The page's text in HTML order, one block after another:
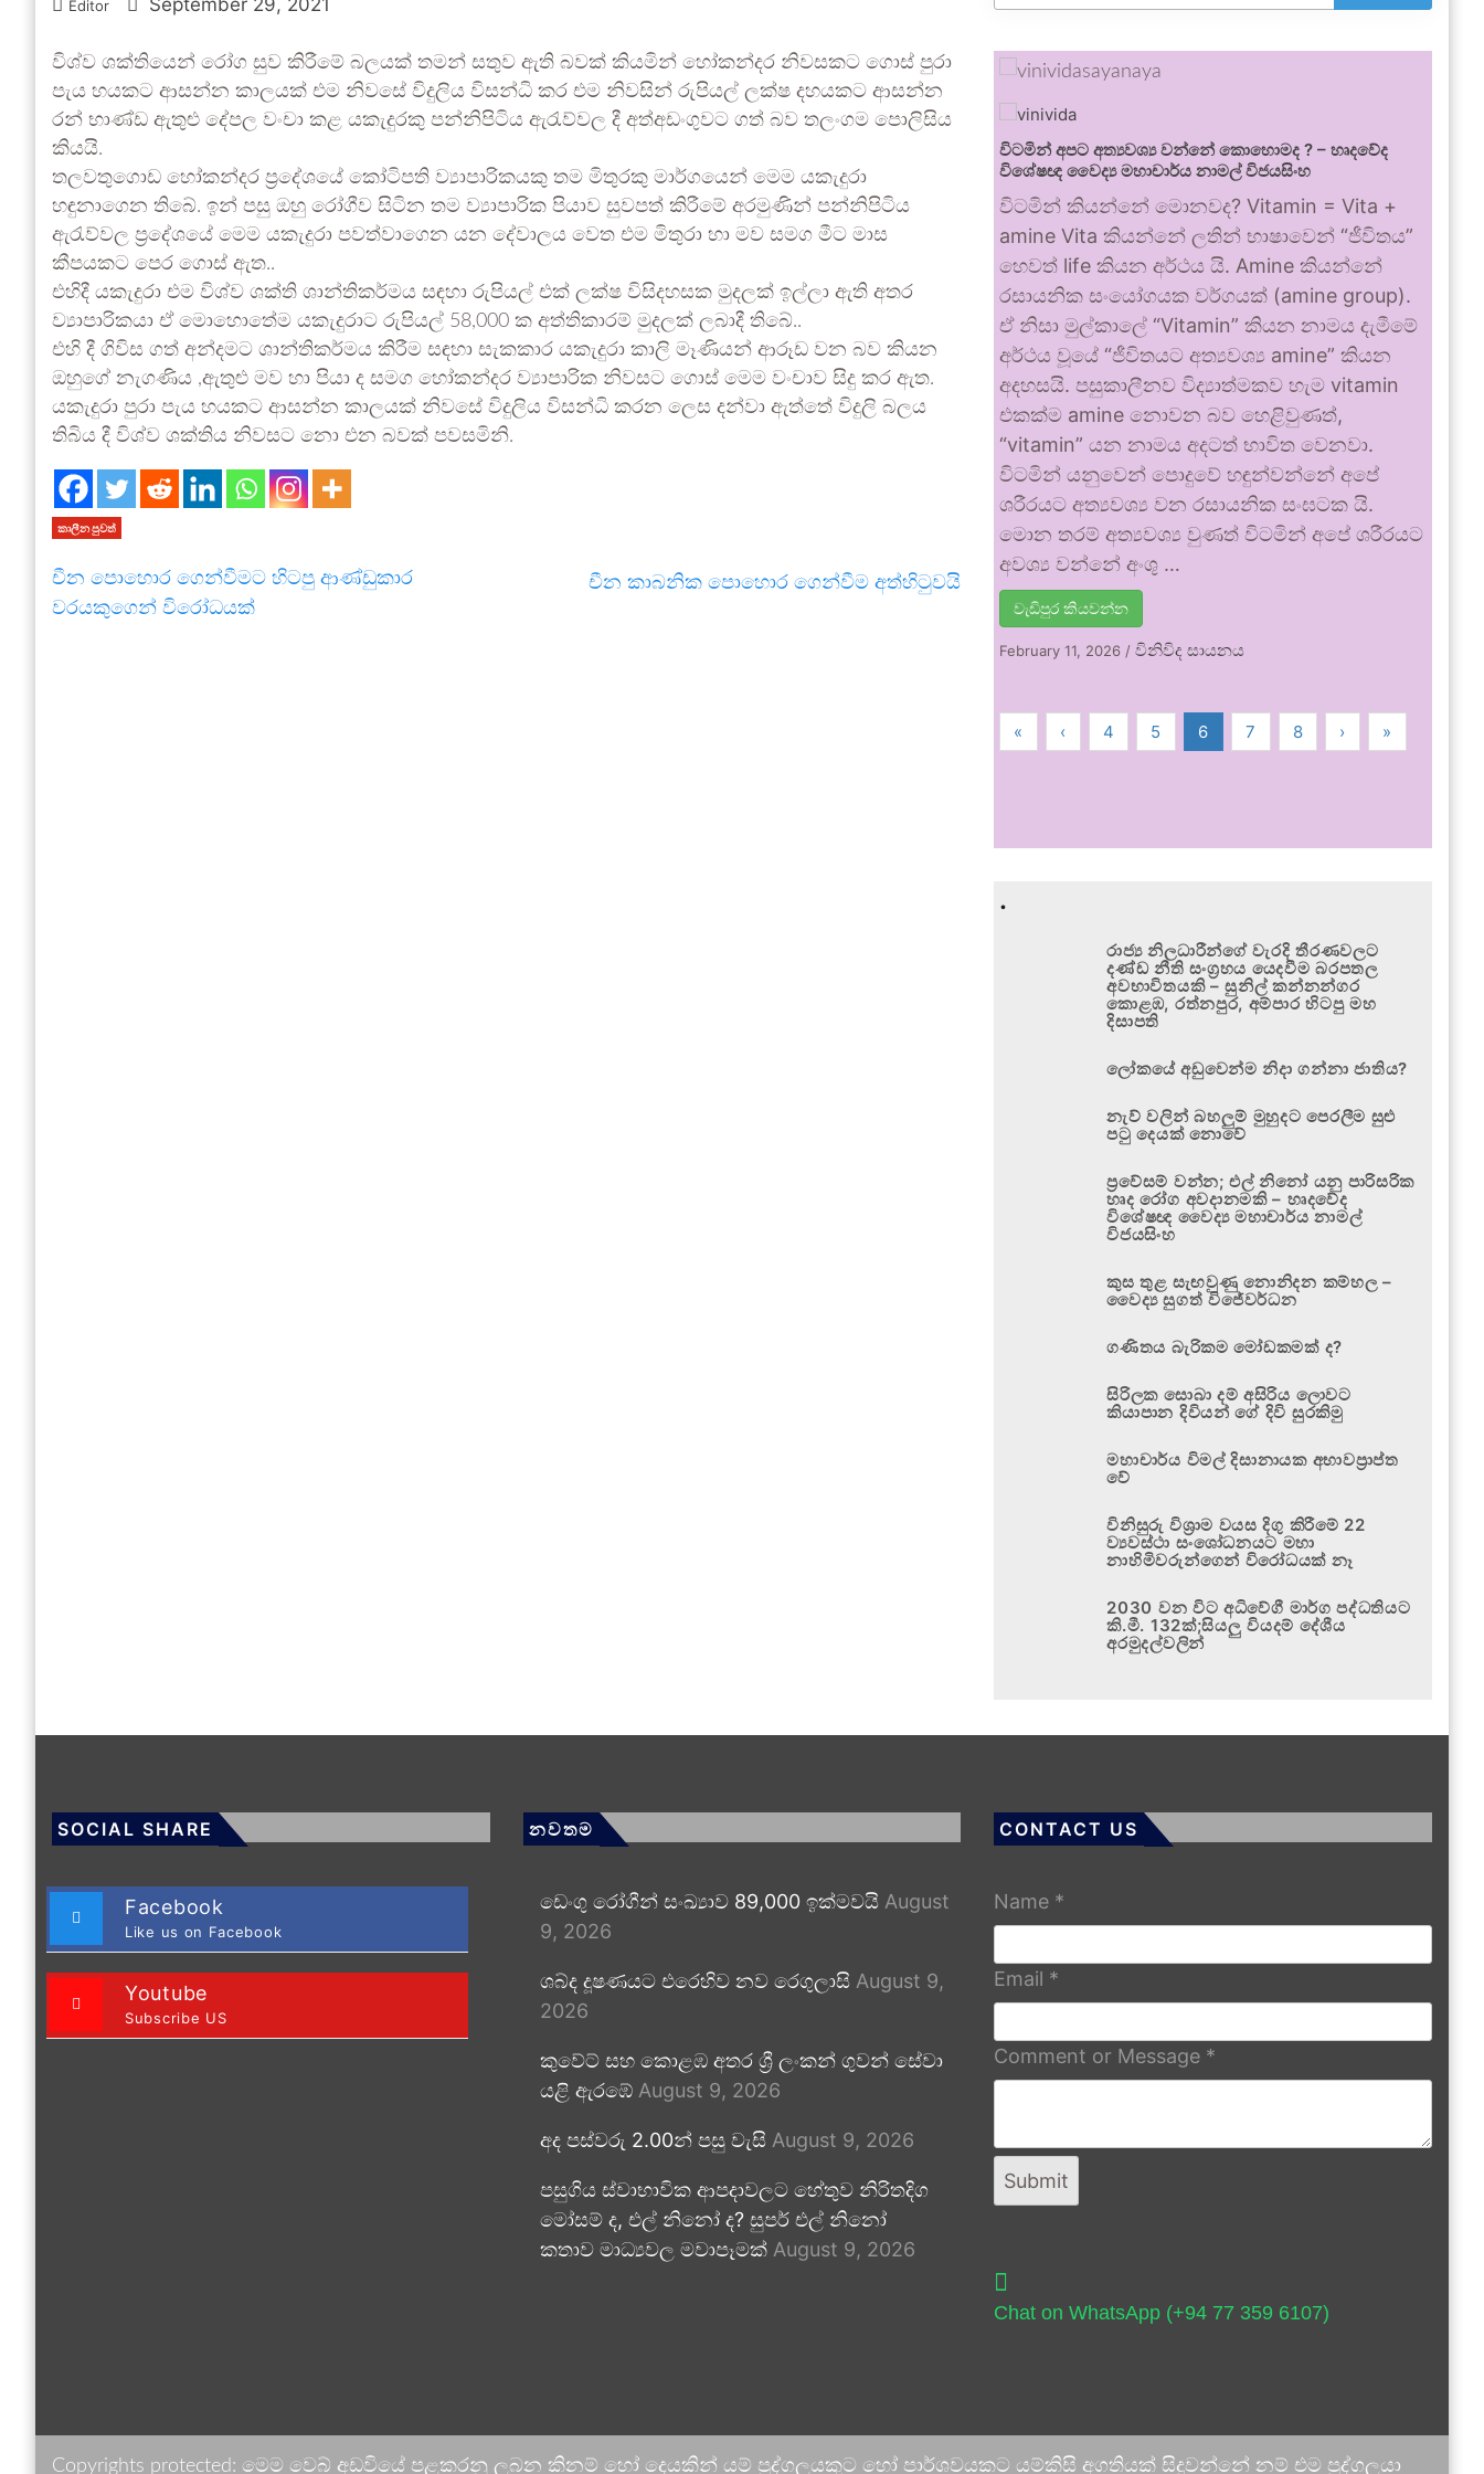
Editor September 29, 2021
විශ්ව ශක්තියෙන් රෝග සුව කිරීමේ බලයක් තමන් සතුව ඇති බවක් කියමින් හෝකන්දර නිවසකට ගොස් පුරා
පැය හයකට ආසන්න කාලයක් එම නිවසේ විදුලිය විසන්ධි කර එම නිවසින් රුපියල් ලක්ෂ දහයකට ආසන්න
රන් භාණ්ඩ ඇතුළු දේපල වංචා කළ යකැදුරකු පන්නිපිටිය ඇරැව්වල දී අත්අඩංගුවට ගත් බව තලංගම පොලිසිය
කියයි.
තලවතුගොඩ හෝකන්දර ප්‍රදේශයේ කෝටිපති ව්‍යාපාරිකයකු තම මිතුරකු මාර්ගයෙන් මෙම යකැදුරා
හඳුනාගෙන තිබේ. ඉන් පසු ඔහු රෝගීව සිටින තම ව්‍යාපාරික පියාව සුවපත් කිරීමේ අරමුණින් පන්නිපිටිය
ඇරැව්වල ප්‍රදේශයේ මෙම යකැදුරා පවත්වාගෙන යන දේවාලය වෙත එම මිතුරා හා මව සමග මීට මාස
කීපයකට පෙර ගොස් ඇත..
එහිදී යකැදුරා එම විශ්ව ශක්ති ශාන්තිකර්මය සඳහා රුපියල් එක් ලක්ෂ විසිදහසක මුදලක් ඉල්ලා ඇති අතර
ව්‍යාපාරිකයා ඒ මොහොතේම යකැදුරාට රුපියල් 58,000 ක අත්තිකාරම් මුදලක් ලබාදී තිබේ..
එහි දී ගිවිස ගත් අන්දමට ශාන්තිකර්මය කිරීම සඳහා සැකකාර යකැදුරා කාලි මෑණියන් ආරූඩ වන බව කියන
ඔහුගේ නැගණිය ,ඇතුළු මව හා පියා ද සමග හෝකන්දර ව්‍යාපාරික නිවසට ගොස් මෙම වංචාව සිදු කර ඇත.
යකැදුරා පුරා පැය හයකට ආසන්න කාලයක් නිවසේ විදුලිය විසන්ධි කරන ලෙස දන්වා ඇත්තේ විදුලි බලය
තිබිය දී විශ්ව ශක්තිය නිවසට නො එන බවක් පවසමිනි.
කාලීන පුවත්
චීන පොහොර ගෙන්වීමට හිටපු ආණ්ඩුකාර
වරයකුගෙන් විරෝධයක්
චීන කාබනික පොහොර ගෙන්වීම අත්හිටුවයි
විටමින් අපට අත්‍යවශ්‍ය වන්නේ කොහොමද ? – හෘදවේද
විශේෂඥ වෛද්‍ය මහාචාර්ය නාමල් විජයසිංහ
විටමින් කියන්නේ මොනවද? Vitamin = Vita +
amine Vita කියන්නේ ලතින් භාෂාවෙන් “ජීවිතය”
හෙවත් life කියන අර්ථය යි. Amine කියන්නේ
රසායනික සංයෝගයක වර්ගයක් (amine group).
ඒ නිසා මුල්කාලේ “Vitamin” කියන නාමය දැමීමේ
අර්ථය වූයේ “ජීවිතයට අත්‍යවශ්‍ය amine” කියන
අදහසයි. පසුකාලීනව විද්‍යාත්මකව හැම vitamin
එකක්ම amine නොවන බව හෙළිවුණත්,
“vitamin” යන නාමය අදටත් භාවිත වෙනවා.
විටමින් යනුවෙන් පොදුවේ හඳුන්වන්නේ අපේ
ශරීරයට අත්‍යවශ්‍ය වන රසායනික සංඝටක යි.
මොන තරම් අත්‍යවශ්‍ය වුණත් විටමින් අපේ ශරීරයට
අවශ්‍ය වන්නේ අංශු …
වැඩිපුර කියවන්න
February 11, 2026 /විනිවිද සායනය
« ‹ 4 5 6 7 8 › »
.
රාජ්‍ය නිලධාරීන්ගේ වැරදි තීරණවලට
දණ්ඩ නීති සංග්‍රහය යෙදවීම බරපතල
අවභාවිතයකි – සුනිල් කන්නන්ගර
කොළඹ, රත්නපුර, අම්පාර හිටපු මහ
දිසාපති
ලෝකයේ අඩුවෙන්ම නිදා ගන්නා ජාතිය?
නැව් වලින් බහලුම් මුහුදට පෙරලීම සුළු
පටු දෙයක් නොවේ
ප්‍රවේසම් වන්න; එල් නිනෝ යනු පාරිසරික
හෘද රෝග අවදානමකි – හෘදවේද
විශේෂඥ වෛද්‍ය මහාචාර්ය නාමල්
විජයසිංහ
කුස තුළ සැඟවුණු නොනිදන කම්හල –
වෛද්‍ය සුගත් විජේවර්ධන
ගණිතය බැරිකම මෝඩකමක් ද?
සිරිලක සොබා දම් අසිරිය ලොවට
කියාපාන දිවියන් ගේ දිවි සුරකිමු
මහාචාර්ය විමල් දිසානායක අභාවප්‍රාප්ත
වේ
විනිසුරු විශ්‍රාම වයස දිගු කිරීමේ 22
ව්‍යවස්ථා සංශෝධනයට මහා
නාහිමිවරුන්ගෙන් විරෝධයක් නෑ
2030 වන විට අධිවේගී මාර්ග පද්ධතියට
කි.මී. 132ක්;සියලු වියදම් දේශීය
අරමුදල්වලින්
SOCIAL SHARE
Facebook
Like us on Facebook
Youtube
Subscribe US
නවතම
ඩෙංගු රෝගීන් සංඛ්‍යාව 89,000 ඉක්මවයි August
9, 2026
ශබ්ද දූෂණයට එරෙහිව නව රෙගුලාසි August 9,
2026
කුවේට් සහ කොළඹ අතර ශ්‍රී ලංකන් ගුවන් සේවා
යළි ඇරඹේ August 9, 2026
අද පස්වරු 2.00න් පසු වැසි August 9, 2026
පසුගිය ස්වාභාවික ආපදාවලට හේතුව නිරිතදිග
මෝසම් ද, එල් නිනෝ ද? සුපර් එල් නිනෝ
කතාව මාධ්‍යවල මවාපෑමක් August 9, 2026
CONTACT US
Name *
Email *
Comment or Message *
Submit
Chat on WhatsApp (+94 77 359 6107)
Copyrights protected: මෙම වෙබ් අඩවියේ පළකරනු ලබන කිනම් හෝ දෙයකින් යම් පුද්ගලයකුට හෝ පාර්ශවයකට යම්කිසි අගතියක් සිදුවන්නේ නම් එම පුද්ගලයා